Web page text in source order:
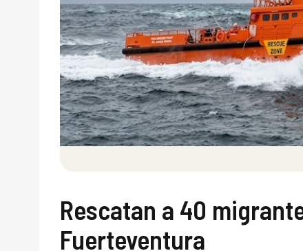
Rescatan a 40
Fuerteventura